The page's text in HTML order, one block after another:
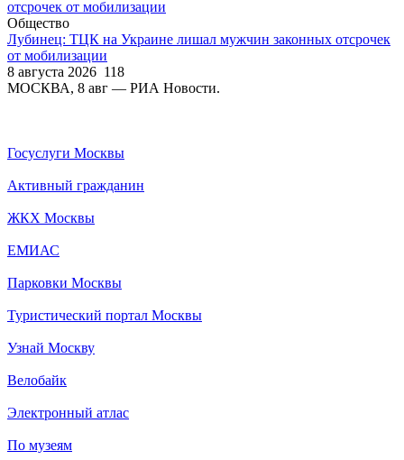
Общество
Лубинец: ТЦК на Украине лишал мужчин законных отсрочек
от мобилизации
8 августа 2026 118
МОСКВА, 8 авг — РИА Новости.
Госуслуги Москвы
Активный гражданин
ЖКХ Москвы
ЕМИАС
Парковки Москвы
Туристический портал Москвы
Узнай Москву
Велобайк
Электронный атлас
По музеям